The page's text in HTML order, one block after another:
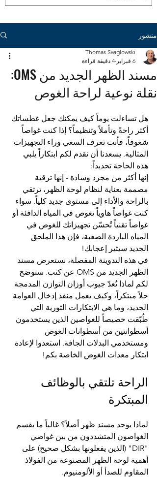
منشور
مسند الظهر الجديد من OMS:
نقلة نوعية لراحة الغوص
Thomas Swiglowski
6 فبراير
4 دقيقة قراءة
هل تساءلت يوماً كيف يمكنك جعل غطساتك
أكثر راحةً وتأملاً وتنظيماً؟ إذا كنت غواصاً
شغوفاً، فأنت تعرف السعي وراء التجهيزات
المثالية. يسعدنا أن نقدم لكم ابتكاراً يلبي
هذه الحاجة تحديداً:
إنها أكثر من مجرد وسادة - إنها ترقية
مصممة بعناية لنظام لوحة الظهر، ترتقي
بالراحة والأداء إلى مستوى جديد كلياً. سواء
كنت غواصاً هاوياً تغوص في المياه الدافئة أو
غواصاً تقنياً تُحسّن تجهيزاتك للغوص في
المياه الباردة الصعبة، فإن هذا الملحق
الجديد سيثير إعجابك!
في هذه التدوينة المفصلة، نستعرض مسند
الظهر الجديد من OMS عن كثب. سنوضح
لكم لماذا تُعدّ جيوب أوزان التوازن المدمجة
حلاً مبتكراً، وكيف يعمل منفذ إدخال العوامة
الجديد، وما هي الابتكارات الثورية التي
طُبّقت خصيصاً للغواصين الذين يستخدمون
أسطوانتين من أسطوانات الغوص
ومستخدمي البدلات الجافة. استعدوا لإعادة
ابتكار معدات الغوص الخاصة بكم!
الراحة تلتقي بالوظائف
المبتكرة
لماذا يوجد مسند ظهر أصلاً؟ غالباً ما يقسم
الغواصون المتشددون من بين غواصي
"DIR" (الذين يفعلونها بشكل صحيح) على
أهمية لوحة الظهر المصنوعة من الفولاذ
المقاوم للصدأ أو الألومنيوم.